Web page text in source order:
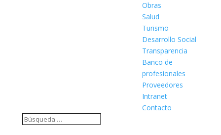
Obras
Salud
Turismo
Desarrollo Social
Transparencia
Banco de
profesionales
Proveedores
Intranet
Contacto